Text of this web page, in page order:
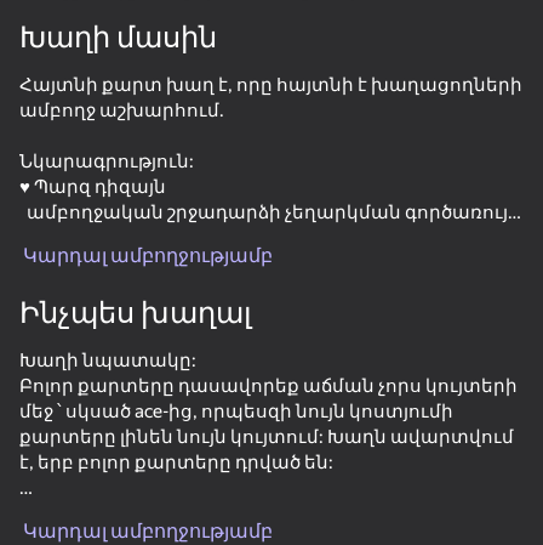
Poker Online
76
Խաղի մասին
Հայտնի քարտ խաղ է, որը հայտնի է խաղացողների
ամբողջ աշխարհում.
Նկարագրություն:
♥️ Պարզ դիզայն
️ ️ ամբողջական շրջադարձի չեղարկման գործառույթ
️ ️ խոշոր գրաֆիկա
Կարդալ ամբողջությամբ
Ինչպես խաղալ
Խաղի նպատակը:
Բոլոր քարտերը դասավորեք աճման չորս կույտերի
մեջ ՝ սկսած ace-ից, որպեսզի նույն կոստյումի
քարտերը լինեն նույն կույտում: Խաղն ավարտվում
է, երբ բոլոր քարտերը դրված են:
ՀԱ-ԼԿՄ
Կարդալ ամբողջությամբ